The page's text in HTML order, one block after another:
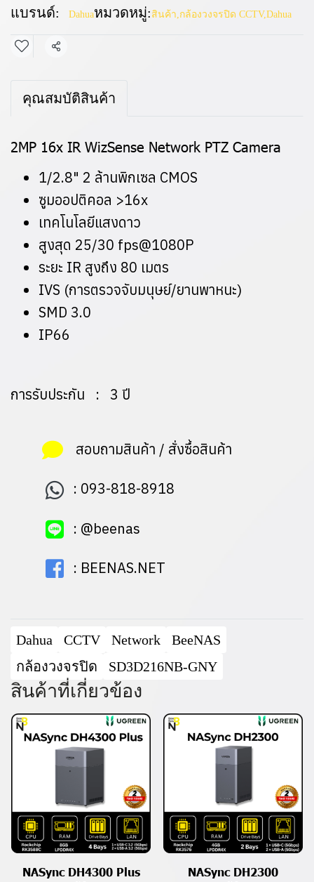
แบรนด์:
Dahuaหมวดหมู่: สินค้า,กล้องวงจรปิด CCTV,Dahua
แชร์
คุณสมบัติสินค้า
2MP 16x IR WizSense Network PTZ Camera
1/2.8" 2 ล้านพิกเซล CMOS
ซูมออปติคอล >16x
เทคโนโลยีแสงดาว
สูงสุด 25/30 fps@1080P
ระยะ IR สูงถึง 80 เมตร
IVS (การตรวจจับมนุษย์/ยานพาหนะ)
SMD 3.0
IP66
การรับประกัน : 3 ปี
สอบถามสินค้า / สั่งซื้อสินค้า
: 093-818-8918
: @beenas
: BEENAS.NET
Dahua CCTV Network
BeeNAS
กล้องวงจรปิด
SD3D216NB-GNY
สินค้าที่เกี่ยวข้อง
NASync DH4300 Plus NASync DH2300